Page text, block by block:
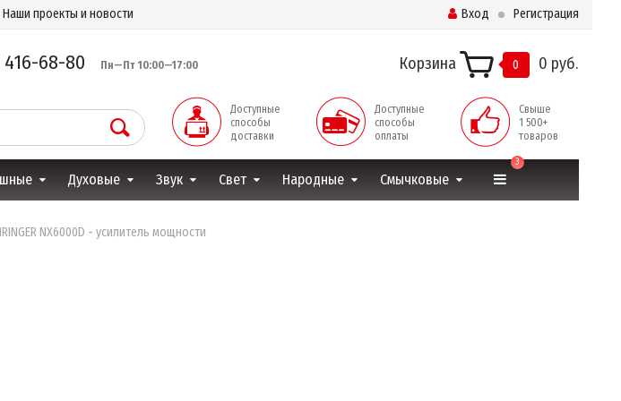
Наши проекты и новости Вход Регистрация
416-68-80 Пн—Пт 10:00—17:00 Корзина 0 0 руб.
Доступные
способы
доставки
Доступные
способы
оплаты
Свыше
1 500+
товаров
Духовые Звук Свет Народные Смычковые
3
NX6000D - усилитель мощности